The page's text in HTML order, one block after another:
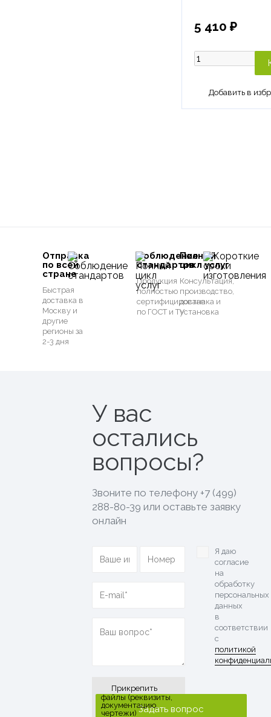
5 410 ₽
Отправка
по всей
стране
Быстрая
доставка в
Москву и
другие
регионы за
2-3 дня
Соблюдение
стандартов
Продукция
полностью
сертифицирована
по ГОСТ и ТУ
Полный
цикл услуг
Консультация,
производство,
доставка и
установка
У вас
остались
вопросы?
Звоните по телефону+7 (499)
288-80-39 или оставьте заявку
онлайн
Прикрепить
файлы (реквизиты,
документацию,
чертежи)
Я даю
согласие
на
обработку
персональных
данных
в
соответствии
с
политикой